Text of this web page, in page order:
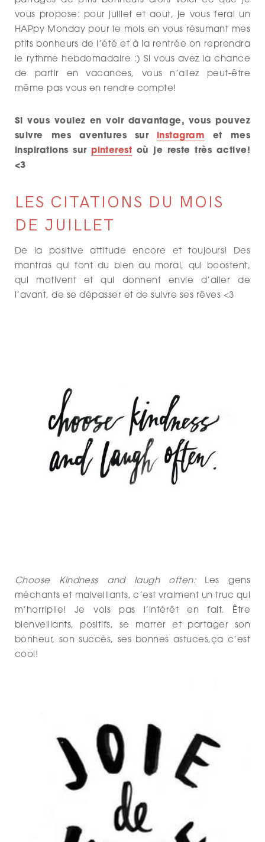
vous propose: pour juillet et aout, je vous ferai un
HAPpy Monday pour le mois en vous résumant mes
ptits bonheurs de l’été et à la rentrée on reprendra
le rythme hebdomadaire :) Si vous avez la chance
de partir en vacances, vous n’allez peut-être
même pas vous en rendre compte!
Si vous voulez en voir davantage, vous pouvez
suivre mes aventures sur instagram et mes
inspirations sur
pinterest où je reste très active!
<3
LES CITATIONS DU MOIS
DE JUILLET
De la positive attitude encore et toujours! Des
mantras qui font du bien au moral, qui boostent,
qui motivent et qui donnent envie d’aller de
l’avant, de se dépasser et de suivre ses rêves <3
Choose Kindness and laugh often:Les gens
méchants et malveillants, c’est vraiment un truc qui
m’horripile! Je vois pas l’intérêt en fait. Être
bienveillants, positifs, se marrer et partager son
bonheur, son succès, ses bonnes astuces,ça c’est
cool!